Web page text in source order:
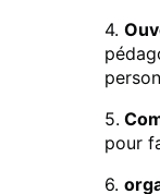
4.
5.
pour
6.